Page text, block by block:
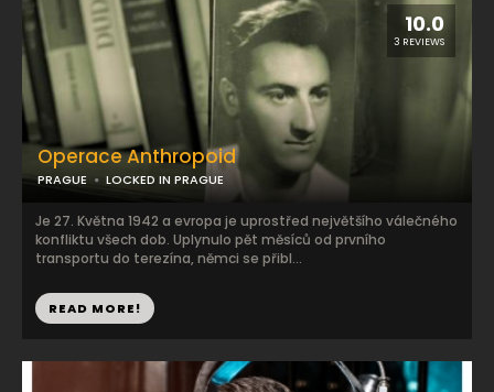
10.0
3 REVIEWS
Operace Anthropoid
PRAGUE LOCKED IN PRAGUE
Je 27. Května 1942 a evropa je uprostřed největšího válečného
konfliktu všech dob. Uplynulo pět měsíců od prvního
transportu do terezína, němci se přibl...
READ MORE!